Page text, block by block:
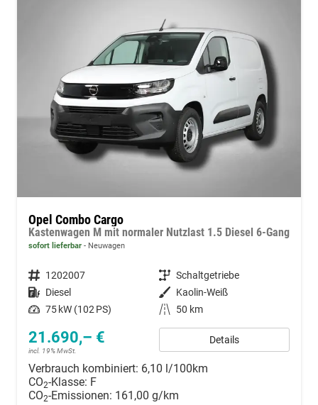
Opel Combo Cargo
Kastenwagen M mit normaler Nutzlast 1.5 Diesel 6-Gang
sofort lieferbar Neuwagen
Fahrzeugnummer 1202007 Getriebe Schaltgetriebe
Kraftstoff Diesel Außenfarbe Kaolin-Weiß
Leistung 75 kW (102 PS) Kilometerstand 50 km
21.690,– €
incl. 19% MwSt.
Details
Verbrauch kombiniert: 6,10 l/100km
CO2-Klasse: F
CO2-Emissionen: 161,00 g/km